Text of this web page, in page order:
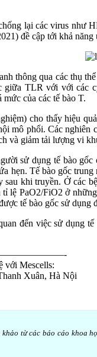
lại các virus
đề cập tới khả
thông qua các thụ
TLR với với các
của các tế bào T.
cho thấy hiệu
mô phổi. Các
và giảm tải lượng vi
sử dụng tế bào
hẹn. Tế bào gốc
khi truyền. Ở các
lệ PaO2/FiO2 ở
tế bào gốc sử
đến việc sử dụng
với Mescells:
Xuân, Hà Nội
từ các báo cáo khoa